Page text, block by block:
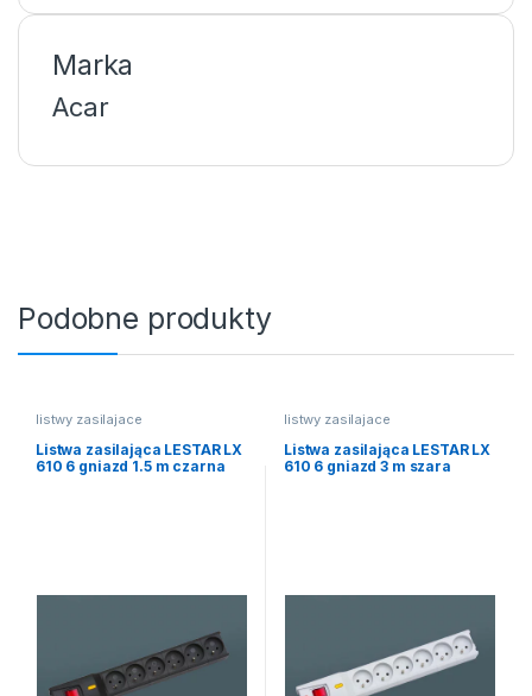
Marka
Acar
Podobne produkty
listwy zasilajace
Listwa zasilająca LESTAR LX
610 6 gniazd 1.5 m czarna
listwy zasilajace
Listwa zasilająca LESTAR LX
610 6 gniazd 3 m szara